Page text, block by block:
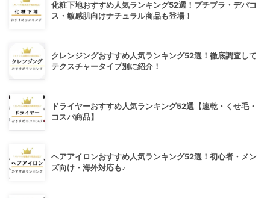
化粧下地おすすめ人気ランキング52選！プチプラ・デパコ
ス・敏感肌向けナチュラル商品も登場！
クレンジングおすすめ人気ランキング52選！徹底調査して
テクスチャータイプ別に紹介！
ドライヤーおすすめ人気ランキング52選【速乾・くせ毛・
コスパ商品】
ヘアアイロンおすすめ人気ランキング52選！初心者・メン
ズ向け・海外対応も♪